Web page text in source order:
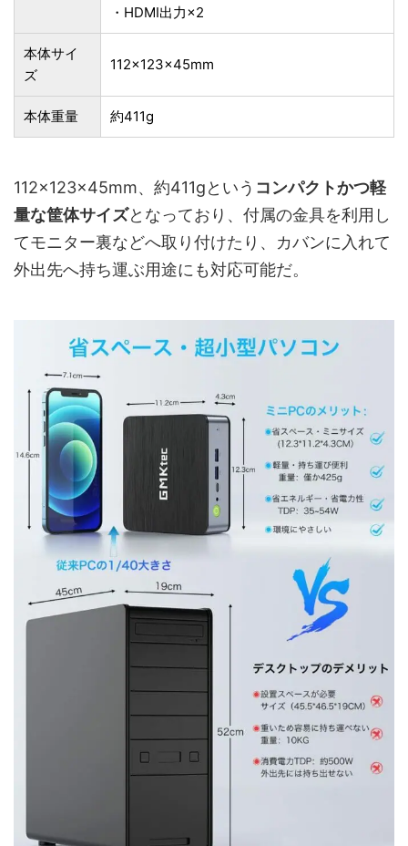
・HDMI出力×2
本体サイ
ズ
112×123×45mm
本体重量 約411g
112×123×45mm、約411gという コンパクトかつ軽
量な筐体サイズとなっており、付属の金具を利用し
てモニター裏などへ取り付けたり、カバンに入れて
外出先へ持ち運ぶ用途にも対応可能だ。